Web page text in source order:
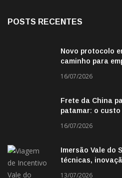
POSTS RECENTES
Novo protocolo
caminho para
16/07/2026
Frete da China
patamar: o
16/07/2026
Imersão Vale do
técnicas,
13/07/2026